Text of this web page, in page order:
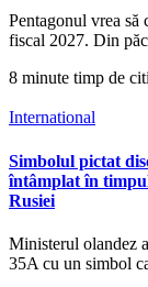
Pentagonul vrea să
fiscal 2027. Din
8 minute timp de
International
Simbolul pictat
întâmplat în
Rusiei
Ministerul olandez
35A cu un simbol